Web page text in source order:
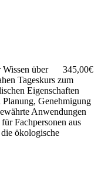
345,00€
über
Tageskurs zum
Eigenschaften
Genehmigung
Anwendungen
Fachpersonen aus
ökologische